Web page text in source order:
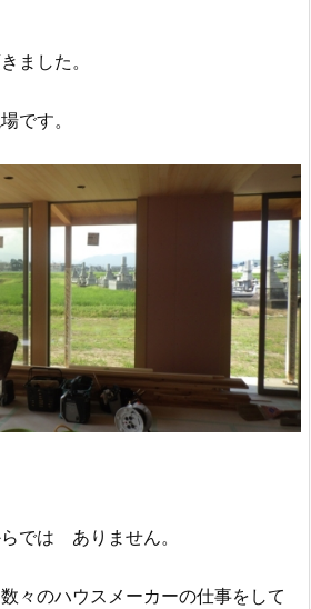
した。
です。
では ありません。
々のハウスメーカーの仕事をして